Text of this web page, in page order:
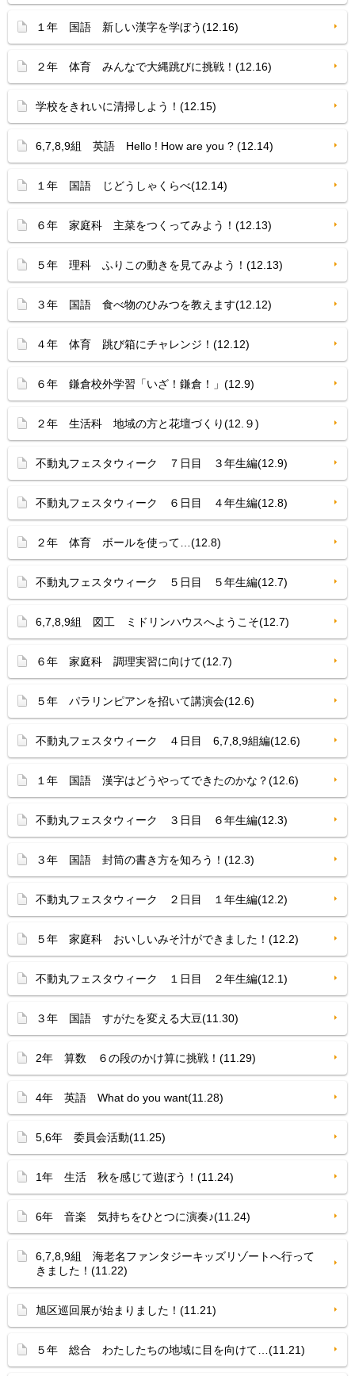
１年 国語 新しい漢字を学ぼう(12.16)
２年 体育 みんなで大縄跳びに挑戦！(12.16)
学校をきれいに清掃しよう！(12.15)
6,7,8,9組 英語 Hello ! How are you ? (12.14)
１年 国語 じどうしゃくらべ(12.14)
６年 家庭科 主菜をつくってみよう！(12.13)
５年 理科 ふりこの動きを見てみよう！(12.13)
３年 国語 食べ物のひみつを教えます(12.12)
４年 体育 跳び箱にチャレンジ！(12.12)
６年 鎌倉校外学習「いざ！鎌倉！」(12.9)
２年 生活科 地域の方と花壇づくり(12.９)
不動丸フェスタウィーク ７日目 ３年生編(12.9)
不動丸フェスタウィーク ６日目 ４年生編(12.8)
２年 体育 ボールを使って…(12.8)
不動丸フェスタウィーク ５日目 ５年生編(12.7)
6,7,8,9組 図工 ミドリンハウスへようこそ(12.7)
６年 家庭科 調理実習に向けて(12.7)
５年 パラリンピアンを招いて講演会(12.6)
不動丸フェスタウィーク ４日目 6,7,8,9組編(12.6)
１年 国語 漢字はどうやってできたのかな？(12.6)
不動丸フェスタウィーク ３日目 ６年生編(12.3)
３年 国語 封筒の書き方を知ろう！(12.3)
不動丸フェスタウィーク ２日目 １年生編(12.2)
５年 家庭科 おいしいみそ汁ができました！(12.2)
不動丸フェスタウィーク １日目 ２年生編(12.1)
３年 国語 すがたを変える大豆(11.30)
2年 算数 ６の段のかけ算に挑戦！(11.29)
4年 英語 What do you want(11.28)
5,6年 委員会活動(11.25)
1年 生活 秋を感じて遊ぼう！(11.24)
6年 音楽 気持ちをひとつに演奏♪(11.24)
6,7,8,9組 海老名ファンタジーキッズリゾートへ行って
きました！(11.22)
旭区巡回展が始まりました！(11.21)
５年 総合 わたしたちの地域に目を向けて…(11.21)